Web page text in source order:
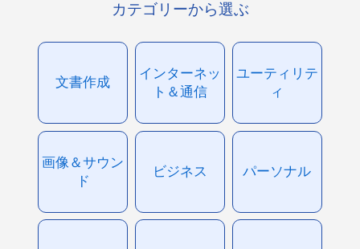
カテゴリーから選ぶ
文書作成
インターネッ
ト＆通信
ユーティリテ
ィ
画像＆サウン
ド
ビジネス パーソナル